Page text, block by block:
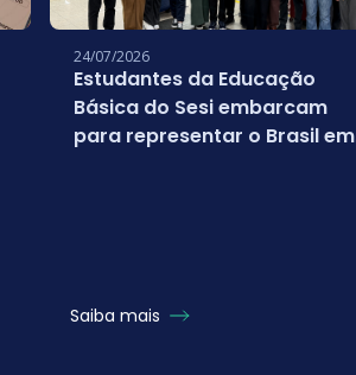
24/07/2026
Estudantes da Educação
Básica do Sesi embarcam
para representar o Brasil em
Saiba mais